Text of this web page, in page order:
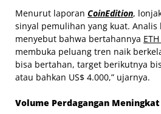
Menurut laporan CoinEdition,
sinyal pemulihan yang kuat. Analis
menyebut bahwa bertahannya ETH
membuka peluang tren naik
bisa bertahan, target berikutnya
atau bahkan US$ 4.000,” ujarnya.
Volume Perdagangan